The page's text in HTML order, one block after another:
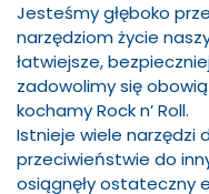
Jesteśmy głęboko
narzędziom życie
łatwiejsze,
zadowolimy się
kochamy Rock n’ Roll.
Istnieje wiele narzędzi
przeciwieństwie do
osiągnęły ostateczny